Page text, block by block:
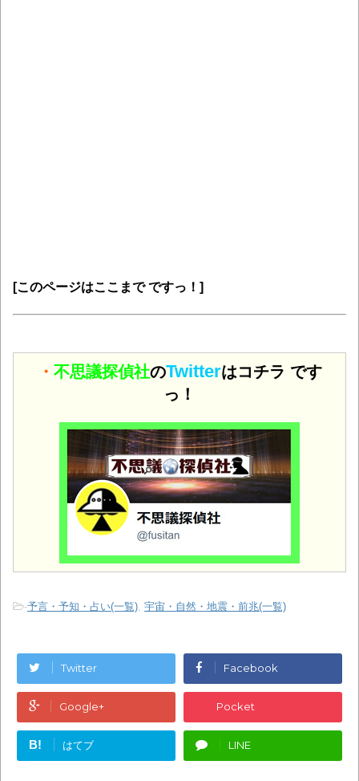
[このページはここまで ですっ！]
・ 不思議探偵社のTwitterはコチラ です
っ！
-予言・予知・占い(一覧) 宇宙・自然・地震・前兆(一覧)
Twitter Facebook
Google+ Pocket
B! はてブ LINE